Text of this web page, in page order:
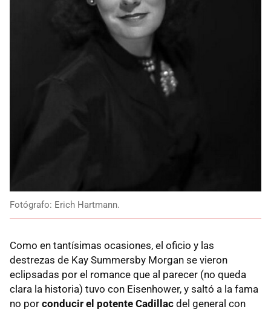
Fotógrafo: Erich Hartmann.
Como en tantísimas ocasiones, el oficio y las
destrezas de Kay Summersby Morgan se vieron
eclipsadas por el romance que al parecer (no queda
clara la historia) tuvo con Eisenhower, y saltó a la fama
no por conducir el potente Cadillac del general con